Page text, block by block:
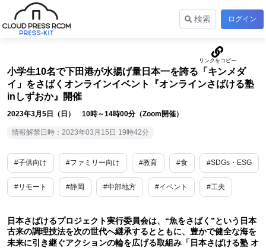
検索 ログイン
小学生10名で下田港が水揚げ量日本一を誇る「キンメダ
イ」をさばくオンラインイベント『オンラインさばける塾
inしずおか』開催
2023年3月5日（日） 10時～14時00分（Zoom開催）
情報解禁日時：2023年03月15日 19時42分
#子供向け #ファミリー向け #教育 #食 #SDGs・ESG
#リモート #静岡 #中部地方 #イベント #工夫
日本さばけるプロジェクト実行委員会は、“魚をさばく”という日本
古来の調理技法を次の世代へ継承するとともに、豊かで健全な海を
未来に引き継ぐアクションの輪を広げる取組み「日本さばける塾 オ